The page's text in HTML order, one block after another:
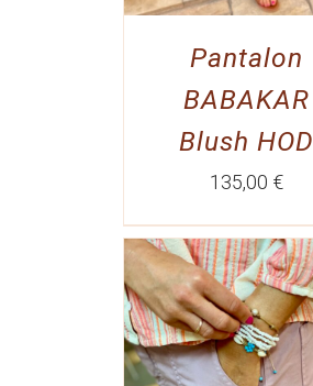
Pantalon
BABAKAR
Blush HOD
135,00 €